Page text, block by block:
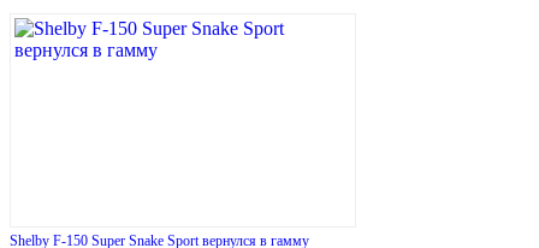
Shelby F-150 Super Snake Sport вернулся в гамму